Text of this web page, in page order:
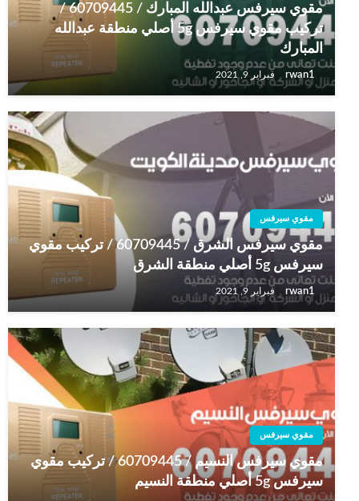
مقوي سيرفس عبدالله المبارك / 60709445 /
تركيب مقوي سيرفس 5g أصلي منطقة عبدالله
المبارك
rwan1 فبراير 9, 2021
مقوي سيرفس
مقوي سيرفس الشرق / 60709445 / تركيب مقوي
سيرفس 5g أصلي منطقة الشرق
rwan1 فبراير 9, 2021
مقوي سيرفس
مقوي سيرفس النسيم / 60709445 / تركيب مقوي
سيرفس 5g أصلي منطقة النسيم